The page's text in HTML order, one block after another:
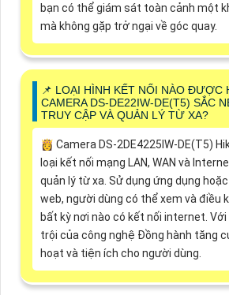
bạn có thể giám sát toàn cảnh một
mà không gặp trở ngại về góc quay.
📌 LOẠI HÌNH KẾT NỐI NÀO ĐƯỢC
CAMERA DS-DE22IW-DE(T5) SẮC
TRUY CẬP VÀ QUẢN LÝ TỪ XA?
👸 Camera DS-2DE4225IW-DE(T5)
loại kết nối mạng LAN, WAN và
quản lý từ xa. Sử dụng ứng dụng
web, người dùng có thể xem và điều
bất kỳ nơi nào có kết nối internet.
trội của công nghệ Đồng hành tăng
hoạt và tiện ích cho người dùng.